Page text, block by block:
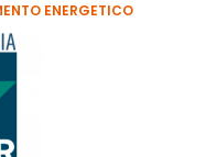
ENERGETICO